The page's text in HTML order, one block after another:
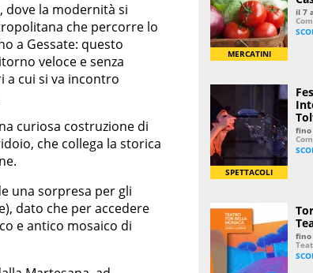
dove la modernità si
che percorre lo
a Gessate: questo
veloce e senza
a cui si va incontro
curiosa costruzione di
che collega la storica
una sorpresa per gli
dato che per accedere
e antico mosaico di